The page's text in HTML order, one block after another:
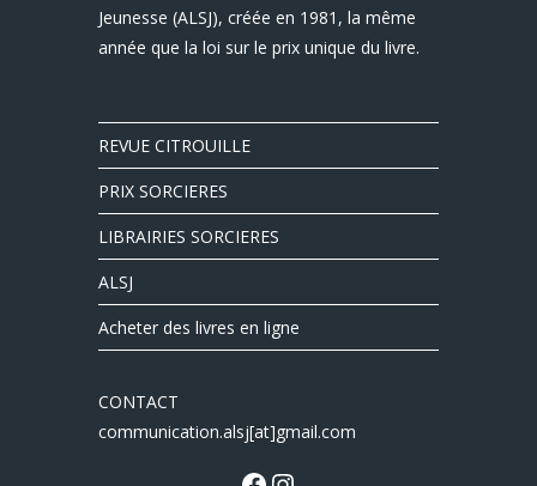
Jeunesse (ALSJ), créée en 1981, la même
année que la loi sur le prix unique du livre.
REVUE CITROUILLE
PRIX SORCIERES
LIBRAIRIES SORCIERES
ALSJ
Acheter des livres en ligne
CONTACT
communication.alsj[at]gmail.com